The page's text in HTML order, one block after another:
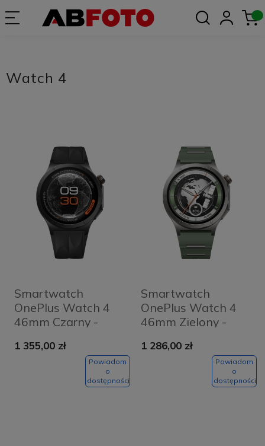
Watch 4
Smartwatch
OnePlus Watch 4
46mm Czarny -
1 355,00 zł
Powiadom
o
dostępności
Smartwatch
OnePlus Watch 4
46mm Zielony -
1 286,00 zł
Powiadom
o
dostępności